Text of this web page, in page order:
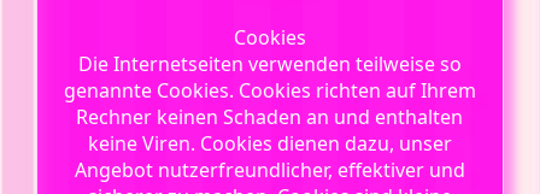
Cookies
Die Internetseiten verwenden teilweise so
genannte Cookies. Cookies richten auf Ihrem
Rechner keinen Schaden an und enthalten
keine Viren. Cookies dienen dazu, unser
Angebot nutzerfreundlicher, effektiver und